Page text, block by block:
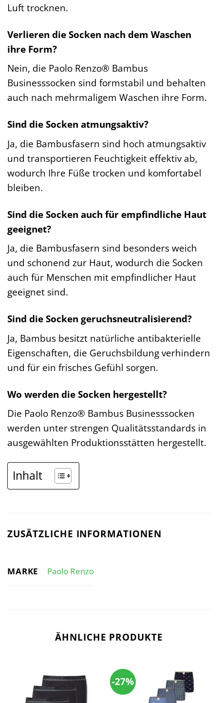
Luft trocknen.
Verlieren die Socken nach dem Waschen
ihre Form?
Nein, die Paolo Renzo® Bambus
Businesssocken sind formstabil und behalten
auch nach mehrmaligem Waschen ihre Form.
Sind die Socken atmungsaktiv?
Ja, die Bambusfasern sind hoch atmungsaktiv
und transportieren Feuchtigkeit effektiv ab,
wodurch Ihre Füße trocken und komfortabel
bleiben.
Sind die Socken auch für empfindliche Haut
geeignet?
Ja, die Bambusfasern sind besonders weich
und schonend zur Haut, wodurch die Socken
auch für Menschen mit empfindlicher Haut
geeignet sind.
Sind die Socken geruchsneutralisierend?
Ja, Bambus besitzt natürliche antibakterielle
Eigenschaften, die Geruchsbildung verhindern
und für ein frisches Gefühl sorgen.
Wo werden die Socken hergestellt?
Die Paolo Renzo® Bambus Businesssocken
werden unter strengen Qualitätsstandards in
ausgewählten Produktionsstätten hergestellt.
Inhalt
ZUSÄTZLICHE INFORMATIONEN
MARKE Paolo Renzo
ÄHNLICHE PRODUKTE
-27%